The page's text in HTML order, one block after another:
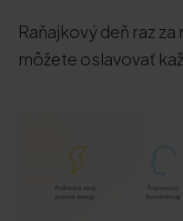
Raňajkový deň raz
môžete oslavovať